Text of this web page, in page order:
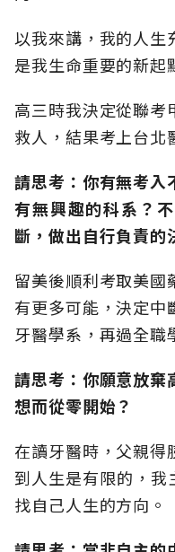
以我來講，我的人生
是我生命重要的新起
高三時我決定從聯考
救人，結果考上台北
請思考：你有無考入
有無興趣的科系？
斷，做出自行負責的
留美後順利考取美國
有更多可能，決定中
牙醫學系，再過全職
請思考：你願意放棄
想而從零開始？
在讀牙醫時，父親得
到人生是有限的，
找自己人生的方向。